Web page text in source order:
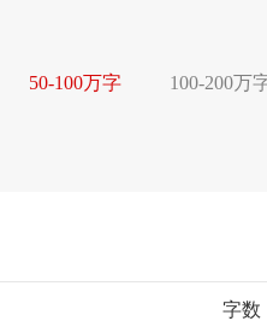
50-100万字 100-200万
字数